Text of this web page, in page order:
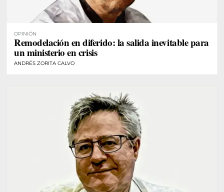
OPINIÓN
Remodelación en diferido: la salida inevitable para
un ministerio en crisis
ANDRÉS ZORITA CALVO